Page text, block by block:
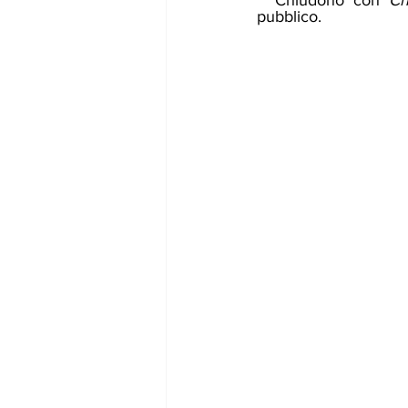
pubblico.